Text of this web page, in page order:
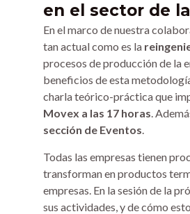
en el sector de
En el marco de nuestra
tan actual como es la
procesos de producción de la
beneficios de esta
charla teórico-práctica que
Movex a las 17 horas.
sección de Eventos.
Todas las empresas tienen
transforman en productos
empresas. En la sesión de la
sus actividades, y de cómo